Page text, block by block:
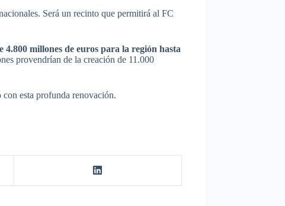
Será un recinto que permitirá al FC
4.800 millones de euros para la región hasta
provendrían de la creación de 11.000
esta profunda renovación.